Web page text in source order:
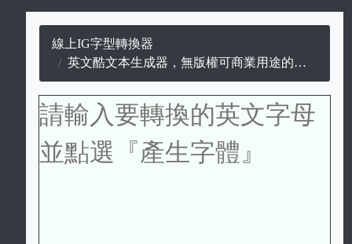
線上IG字型轉換器
英文酷文本生成器，無版權可商業用途的酷文本